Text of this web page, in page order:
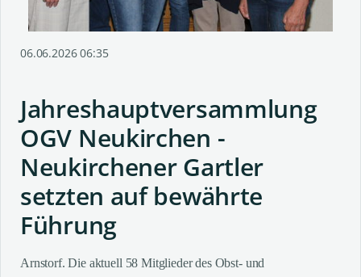
06.06.2026 06:35
Jahreshauptversammlung
OGV Neukirchen -
Neukirchener Gartler
setzten auf bewährte
Führung
Arnstorf. Die aktuell 58 Mitglieder des Obst- und